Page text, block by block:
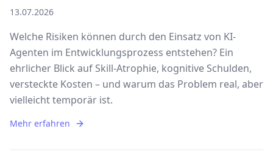
13.07.2026
Welche Risiken können durch den Einsatz von KI-
Agenten im Entwicklungsprozess entstehen? Ein
ehrlicher Blick auf Skill-Atrophie, kognitive Schulden,
versteckte Kosten – und warum das Problem real, aber
vielleicht temporär ist.
Mehr erfahren